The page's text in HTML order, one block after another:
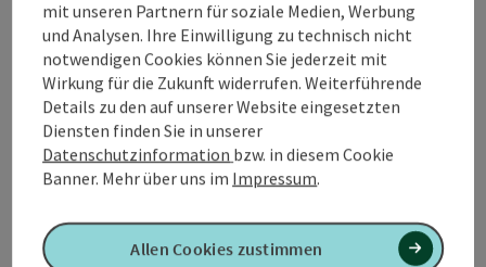
Anreise/Lage
Eignung
mit unseren Partnern für soziale Medien, Werbung
und Analysen. Ihre Einwilligung zu technisch nicht
notwendigen Cookies können Sie jederzeit mit
Wirkung für die Zukunft widerrufen. Weiterführende
Details zu den auf unserer Website eingesetzten
Diensten finden Sie in unserer
Datenschutzinformation bzw. in diesem Cookie
Banner. Mehr über uns im Impressum.
Allen Cookies zustimmen